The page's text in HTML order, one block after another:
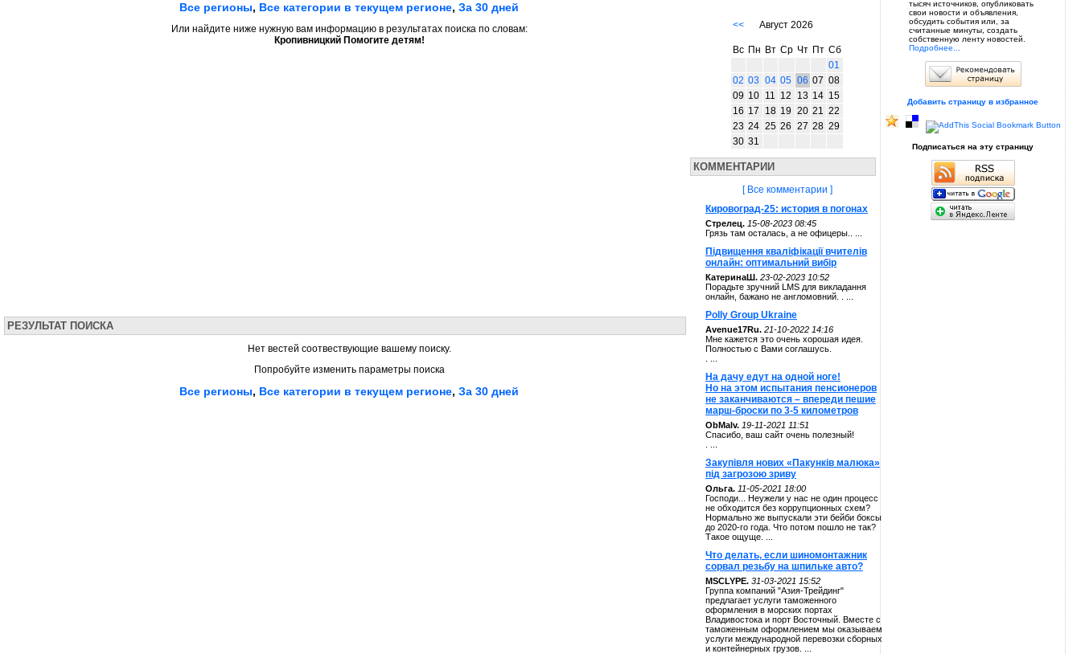
Все регионы, Все категории в текущем регионе, За 30 дней
Или найдите ниже нужную вам информацию в результатах поиска по словам:
Кропивницкий Помогите детям!
РЕЗУЛЬТАТ ПОИСКА
Нет вестей соотвествующие вашему поиску.
Попробуйте изменить параметры поиска
Все регионы, Все категории в текущем регионе, За 30 дней
<< Август 2026
Вс Пн Вт Ср Чт Пт Сб
01
02 03 04 05 06 07 08
09 10 11 12 13 14 15
16 17 18 19 20 21 22
23 24 25 26 27 28 29
30 31
КОММЕНТАРИИ
[ Все комментарии ]
Кировоград-25: история в погонах
Стрелец. 15-08-2023 08:45
Грязь там осталась, а не офицеры.. ...
Підвищення кваліфікації вчителів
онлайн: оптимальний вибір
КатеринаШ. 23-02-2023 10:52
Порадьте зручний LMS для викладання
онлайн, бажано не англомовний. . ...
Polly Group Ukraine
Avenue17Ru. 21-10-2022 14:16
Мне кажется это очень хорошая идея.
Полностью с Вами соглашусь.
На дачу едут на одной ноге!
Но на этом испытания пенсионеров
не заканчиваются – впереди пешие
марш-броски по 3-5 километров
ОbMalv. 19-11-2021 11:51
Спасибо, ваш сайт очень полезный!
Закупівля нових «Пакунків малюка»
під загрозою зриву
Ольга. 11-05-2021 18:00
Господи... Неужели у нас не один процесс
не обходится без коррупционных схем?
Нормально же выпускали эти бейби боксы
до 2020-го года. Что потом пошло не так?
Такое ощуще. ...
Что делать, если шиномонтажник
сорвал резьбу на шпильке авто?
MSCLYPE. 31-03-2021 15:52
Группа компаний "Азия-Трейдинг"
предлагает услуги таможенного
оформления в морских портах
Владивостока и порт Восточный. Вместе с
таможенным оформлением мы оказываем
услуги международной перевозки сборных
и контейнерных грузов. ...
тысяч источников, опубликовать
свои новости и объявления,
обсудить события или, за
считанные минуты, создать
собственную ленту новостей.
Подробнее...
Добавить страницу в избранное
Подписаться на эту страницу